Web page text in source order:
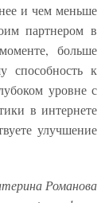
и чем меньше
партнером в
больше
способность к
уровне с
в интернете
улучшение
Романова